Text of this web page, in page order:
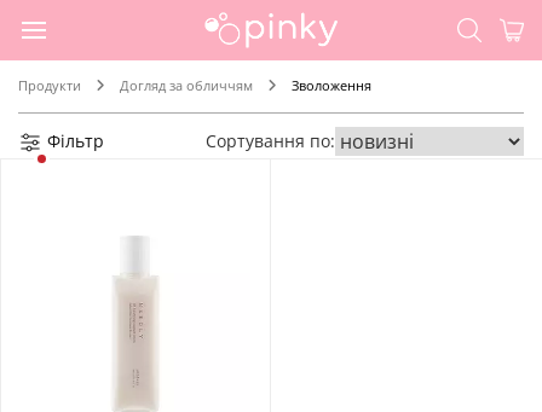
Продукти Догляд за обличчям Зволоження
Фільтр Сортування по: